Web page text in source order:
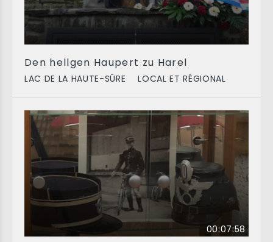
Den hellgen Haupert zu Harel
LAC DE LA HAUTE-SÛRE LOCAL ET RÉGIONAL
00:07:58